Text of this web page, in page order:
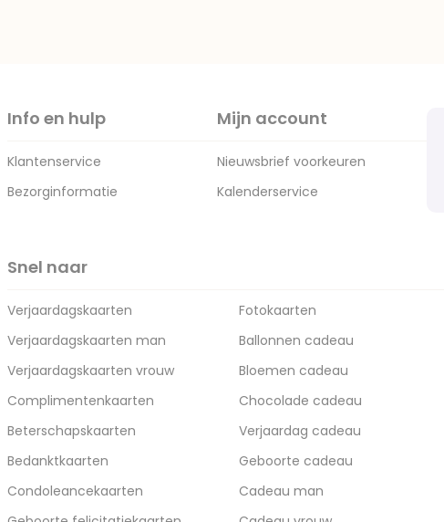
Info en hulp
Klantenservice
Bezorginformatie
Mijn account
Nieuwsbrief voorkeuren
Kalenderservice
Snel naar
Verjaardagskaarten
Verjaardagskaarten man
Verjaardagskaarten vrouw
Complimentenkaarten
Beterschapskaarten
Bedanktkaarten
Condoleancekaarten
Fotokaarten
Ballonnen cadeau
Bloemen cadeau
Chocolade cadeau
Verjaardag cadeau
Geboorte cadeau
Cadeau man